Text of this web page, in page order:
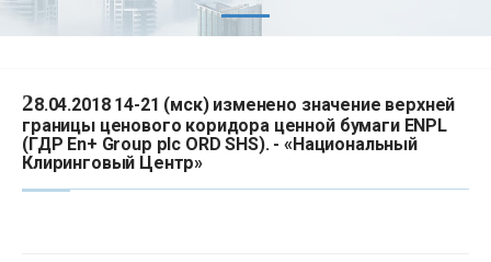
28.04.2018 14-21 (мск) изменено значение верхней
границы ценового коридора ценной бумаги ENPL
(ГДР En+ Group plc ORD SHS). - «Национальный
Клиринговый Центр»